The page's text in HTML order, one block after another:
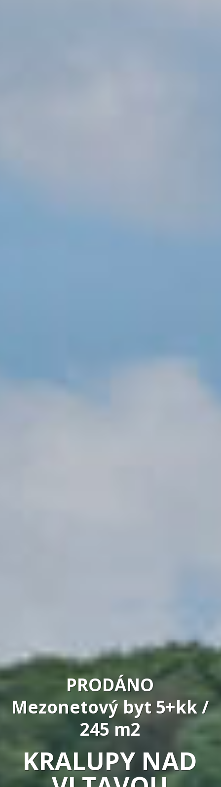
PRODÁNO
Mezonetový byt 5+kk /
245 m2
KRALUPY NAD